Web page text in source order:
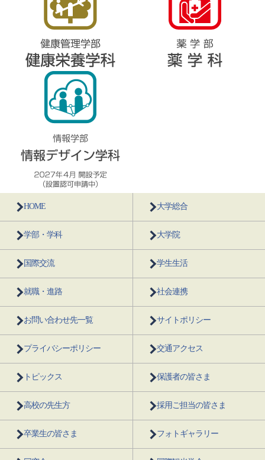
HOME 大学総合
学部・学科 大学院
国際交流 学生生活
就職・進路 社会連携
お問い合わせ先一覧 サイトポリシー
プライバシーポリシー 交通アクセス
トピックス 保護者の皆さま
高校の先生方 採用ご担当の皆さま
卒業生の皆さま フォトギャラリー